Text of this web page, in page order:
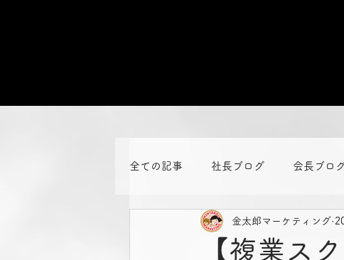
全ての記事 社長ブログ 会長ブロ
【複業ス
金太郎マーケティング